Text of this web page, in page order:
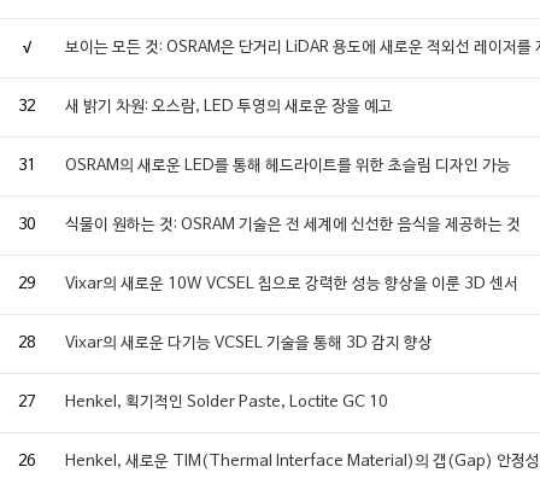
√ 보이는 모든 것: OSRAM은 단거리 LiDAR 용도에 새로운 적외선 레이저를
32 새 밝기 차원: 오스람, LED 투영의 새로운 장을 예고
31 OSRAM의 새로운 LED를 통해 헤드라이트를 위한 초슬림 디자인 가능
30 식물이 원하는 것: OSRAM 기술은 전 세계에 신선한 음식을 제공하는 것
29 Vixar의 새로운 10W VCSEL 칩으로 강력한 성능 향상을 이룬 3D 센서
28 Vixar의 새로운 다기능 VCSEL 기술을 통해 3D 감지 향상
27 Henkel, 획기적인 Solder Paste, Loctite GC 10
26 Henkel, 새로운 TIM(Thermal Interface Material)의 갭(Gap) 안정성